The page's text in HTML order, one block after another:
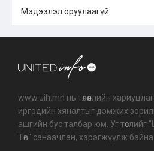
Мэдээлэл оруулаагүй
www.uih.mn нь төлөөллийн
иргэдийн хяналтыг дэмжих
ашгийн бус талбар юм. Уг төслийг
Төв" санаачлан, хэрэгжүүлж байна.